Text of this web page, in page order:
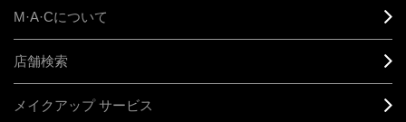
M·A·Cについて
店舗検索
メイクアップ サービス